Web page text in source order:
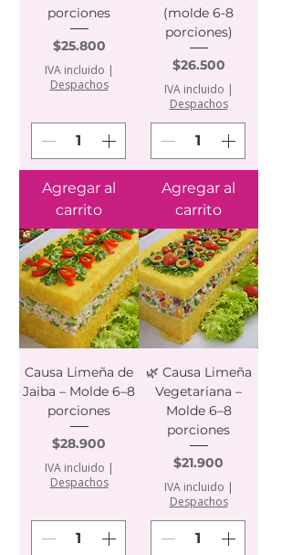
porciones
Precio
$25.800
IVA incluido |
Despachos
Agregar al
carrito
(molde 6-8
porciones)
Precio
$26.500
IVA incluido |
Despachos
Agregar al
carrito
Causa Limeña de
Jaiba – Molde 6–8
porciones
Precio
$28.900
IVA incluido |
Despachos
🌿 Causa Limeña
Vegetariana –
Molde 6–8
porciones
Precio
$21.900
IVA incluido |
Despachos